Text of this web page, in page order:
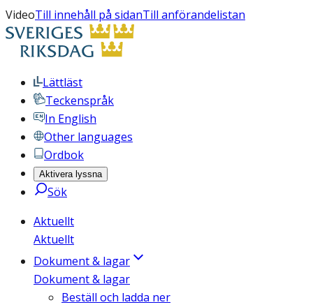
VideoTill innehåll på sidanTill anförandelistan
Lättläst
Teckenspråk
In English
Other languages
Ordbok
Aktivera lyssna
Sök
Aktuellt
Aktuellt
Dokument & lagar
Dokument & lagar
Beställ och ladda ner